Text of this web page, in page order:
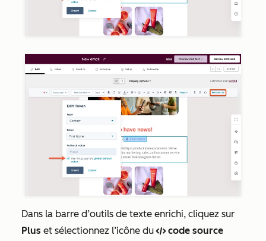
Dans la barre d’outils de texte enrichi, cliquez sur
Plus et sélectionnez l’icône ducodefcode source